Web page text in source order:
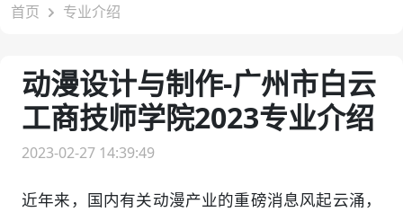
首页 专业介绍
动漫设计与制作-广州市白云
工商技师学院2023专业介绍
2023-02-27 14:39:49
近年来，国内有关动漫产业的重磅消息风起云涌，